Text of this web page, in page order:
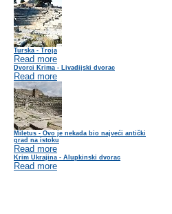
Turska - Troja
Read more
Dvorci Krima - Livadijski dvorac
Read more
Miletus - Ovo je nekada bio najveći antički
grad na istoku
Read more
Krim Ukrajina - Alupkinski dvorac
Read more